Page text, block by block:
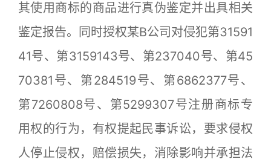
其使用商标的商品进行真伪鉴定并出具相关
鉴定报告。同时授权某B公司对侵犯第31591
41号、第3159143号、第237040号、第45
70381号、第284519号、第6862377号、
第7260808号、第5299307号注册商标专
用权的行为，有权提起民事诉讼，要求侵权
人停止侵权，赔偿损失，消除影响并承担法